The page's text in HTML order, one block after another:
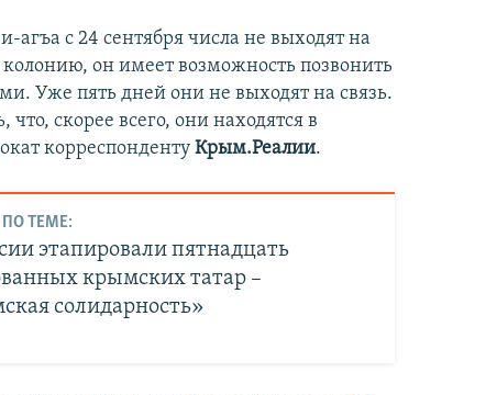
агъа с 24 сентября числа не выходят на
колонию, он имеет возможность позвонить
Уже пять дней они не выходят на связь.
скорее всего, они находятся в
корреспондентуКрым.Реалии.
ТЕМЕ:
этапировали пятнадцать
крымских татар –
солидарность»